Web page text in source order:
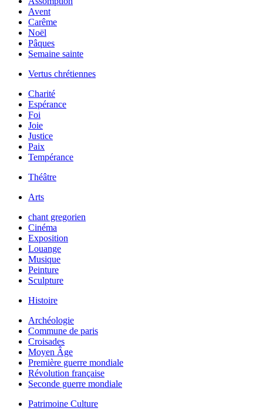
Avent
Carême
Noël
Pâques
Semaine sainte
Vertus chrétiennes
Charité
Espérance
Foi
Joie
Justice
Paix
Tempérance
Théâtre
Arts
chant gregorien
Cinéma
Exposition
Louange
Musique
Peinture
Sculpture
Histoire
Archéologie
Commune de paris
Croisades
Moyen Âge
Première guerre mondiale
Révolution française
Seconde guerre mondiale
Patrimoine Culture